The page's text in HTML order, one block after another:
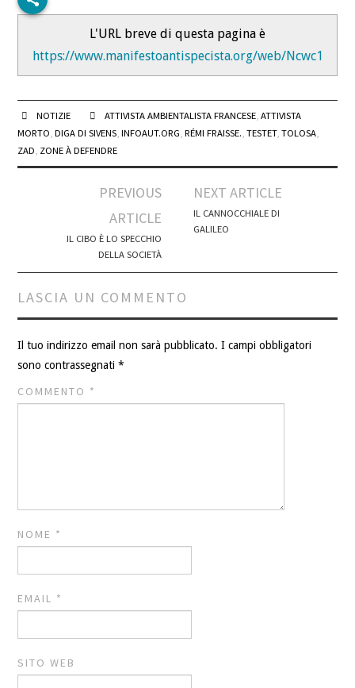
L'URL breve di questa pagina è
https://www.manifestoantispecista.org/web/Ncwc1
NOTIZIE ATTIVISTA AMBIENTALISTA FRANCESE, ATTIVISTA
MORTO,DIGA DI SIVENS,INFOAUT.ORG,RÉMI FRAISSE.,TESTET,TOLOSA,
ZAD, ZONE À DEFENDRE
PREVIOUS
ARTICLE
IL CIBO È LO SPECCHIO
DELLA SOCIETÀ
NEXT ARTICLE
IL CANNOCCHIALE DI
GALILEO
LASCIA UN COMMENTO
Il tuo indirizzo email non sarà pubblicato. I campi obbligatori
sono contrassegnati*
COMMENTO *
NOME *
EMAIL *
SITO WEB